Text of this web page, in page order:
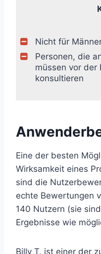
Nicht für
Personen, die
müssen vor der
konsultieren
Eine der besten
Wirksamkeit eines
sind die
echte Bewertungen
140 Nutzern (sie
Ergebnisse wie
Billy T. ist einer der